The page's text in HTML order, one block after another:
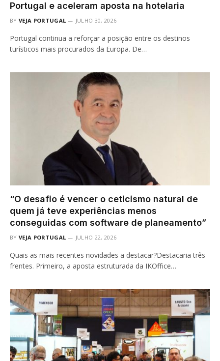
Portugal e aceleram aposta na hotelaria
BY VEJA PORTUGAL JULHO 30, 2026
Portugal continua a reforçar a posição entre os destinos
turísticos mais procurados da Europa. De…
“O desafio é vencer o ceticismo natural de
quem já teve experiências menos
conseguidas com software de planeamento”
BY VEJA PORTUGAL JULHO 22, 2026
Quais as mais recentes novidades a destacar?Destacaria três
frentes. Primeiro, a aposta estruturada da IKOffice…